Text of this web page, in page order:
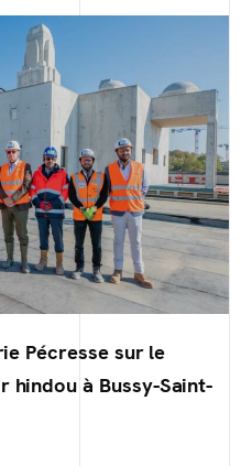
Pécresse sur le
à Bussy-Saint-